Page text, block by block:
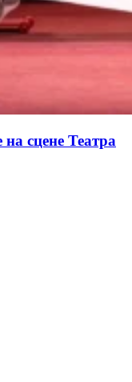
сцене Театра